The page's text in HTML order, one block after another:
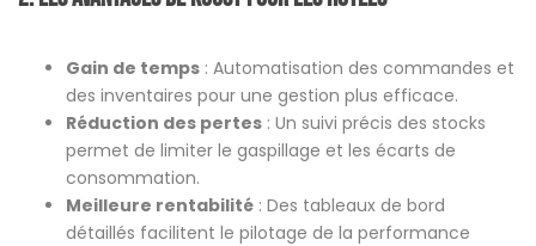
Gain de temps : Automatisation des commandes et
des inventaires pour une gestion plus efficace.
Réduction des pertes : Un suivi précis des stocks
permet de limiter le gaspillage et les écarts de
consommation.
Meilleure rentabilité : Des tableaux de bord
détaillés facilitent le pilotage de la performance